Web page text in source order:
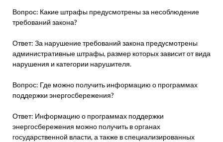
Вопрос: Какие штрафы предусмотрены за несоблюдение
требований закона?
Ответ: За нарушение требований закона предусмотрены
административные штрафы, размер которых зависит от вида
нарушения и категории нарушителя.
Вопрос: Где можно получить информацию о программах
поддержки энергосбережения?
Ответ: Информацию о программах поддержки
энергосбережения можно получить в органах
государственной власти, а также в специализированных